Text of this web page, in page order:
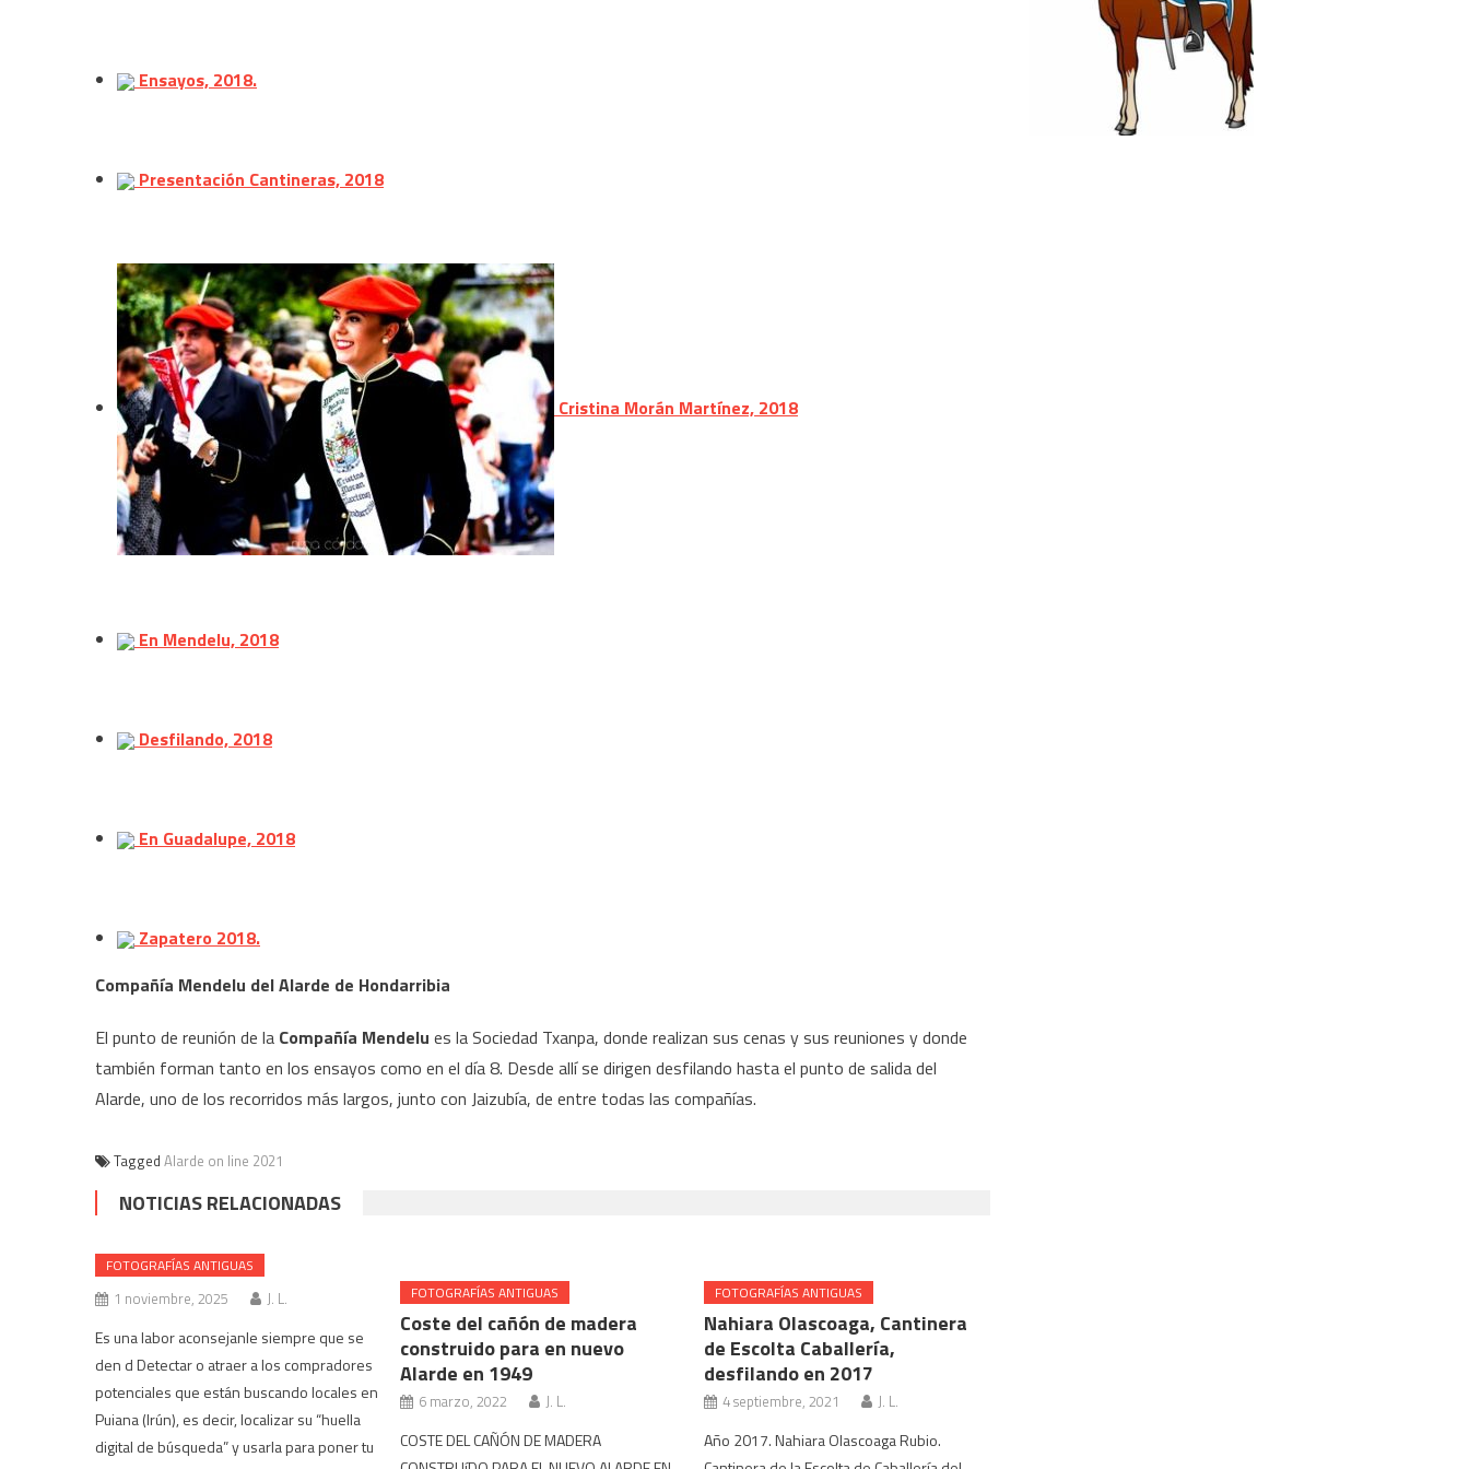
Ensayos, 2018.
Presentación Cantineras, 2018
Cristina Morán Martínez, 2018
En Mendelu, 2018
Desfilando, 2018
En Guadalupe, 2018
Zapatero 2018.
Compañía Mendelu del Alarde de Hondarribia
El punto de reunión de la Compañía Mendelu es la Sociedad Txanpa, donde realizan sus cenas y sus reuniones y donde
también forman tanto en los ensayos como en el día 8. Desde allí se dirigen desfilando hasta el punto de salida del
Alarde, uno de los recorridos más largos, junto con Jaizubía, de entre todas las compañías.
Tagged Alarde on line 2021
NOTICIAS RELACIONADAS
FOTOGRAFÍAS ANTIGUAS
1 noviembre, 2025 J. L.
Es una labor aconsejanle siempre que se
den d Detectar o atraer a los compradores
potenciales que están buscando locales en
Puiana (Irún), es decir, localizar su “huella
digital de búsqueda” y usarla para poner tu
FOTOGRAFÍAS ANTIGUAS
Coste del cañón de madera
construido para en nuevo
Alarde en 1949
6 marzo, 2022 J. L.
COSTE DEL CAÑÓN DE MADERA
FOTOGRAFÍAS ANTIGUAS
Nahiara Olascoaga, Cantinera
de Escolta Caballería,
desfilando en 2017
4 septiembre, 2021 J. L.
Año 2017. Nahiara Olascoaga Rubio.